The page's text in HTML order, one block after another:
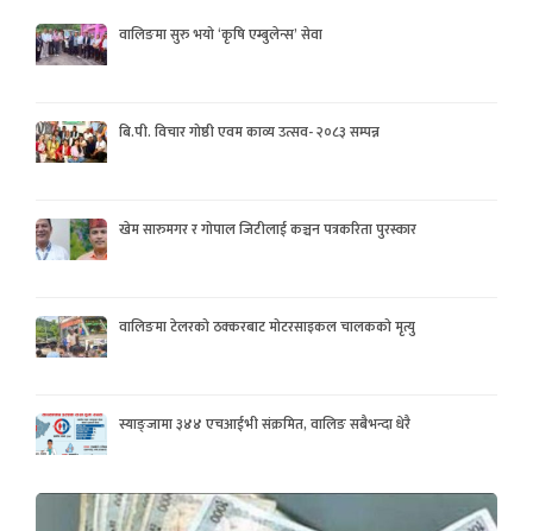
वालिङमा सुरु भयो ‘कृषि एम्बुलेन्स’ सेवा
बि.पी. विचार गोष्ठी एवम काव्य उत्सव- २०८३ सम्पन्न
खेम सारुमगर र गोपाल जिटीलाई कञ्चन पत्रकरिता पुरस्कार
वालिङमा टेलरको ठक्करबाट मोटरसाइकल चालकको मृत्यु
स्याङ्जामा ३४४ एचआईभी संक्रमित, वालिङ सबैभन्दा धेरै